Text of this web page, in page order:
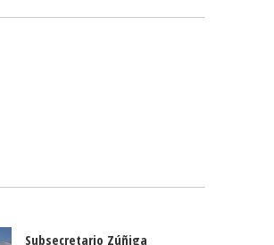
Subsecretario Zúñiga